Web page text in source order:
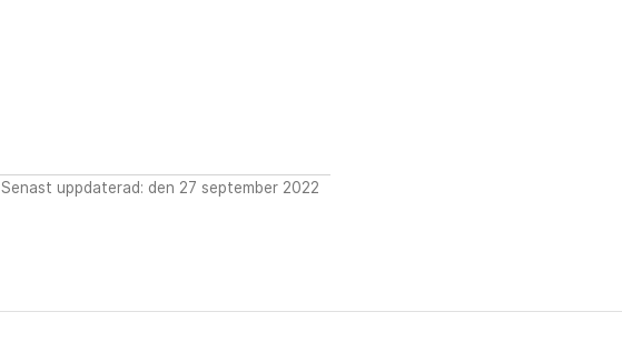
Senast uppdaterad: den 27 september 2022